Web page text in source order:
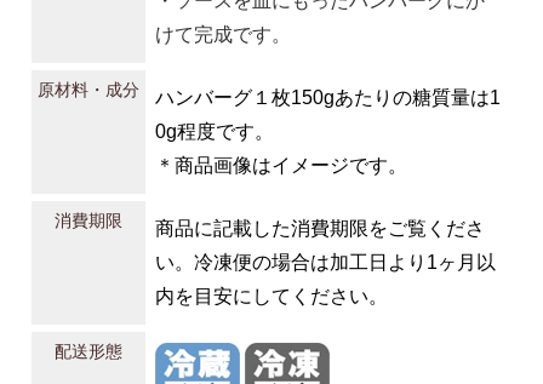
けて完成です。
原材料・成分
ハンバーグ１枚150gあたりの糖質量は1
0g程度です。
＊商品画像はイメージです。
消費期限
商品に記載した消費期限をご覧くださ
い。冷凍便の場合は加工日より1ヶ月以
内を目安にしてください。
配送形態